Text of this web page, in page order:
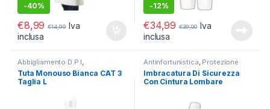
-40%
€8,99 €14,99 Iva
inclusa
-12%
€34,99 €39,90 Iva
inclusa
Abbigliamento D.P.I,
Antinfortunistica
Tuta Monouso Bianca CAT 3
Taglia L
Antinfortunistica, Protezione
anti caduta
Imbracatura Di Sicurezza
Con Cintura Lombare